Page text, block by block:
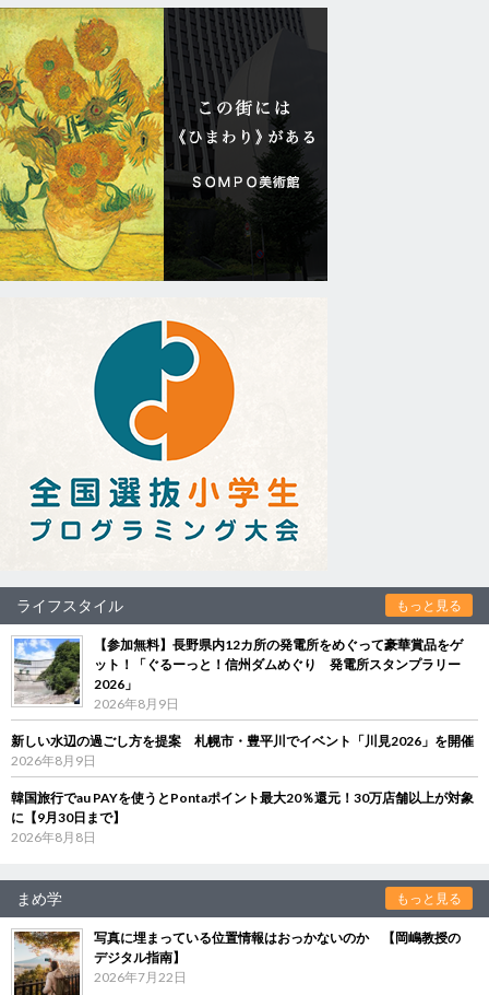
ライフスタイル もっと見る
【参加無料】長野県内12カ所の発電所をめぐって豪華賞品をゲ
ット！「ぐるーっと！信州ダムめぐり 発電所スタンプラリー
2026」
2026年8月9日
新しい水辺の過ごし方を提案 札幌市・豊平川でイベント「川見2026」を開催
2026年8月9日
韓国旅行でau PAYを使うとPontaポイント最大20％還元！30万店舗以上が対象
に【9月30日まで】
2026年8月8日
まめ学 もっと見る
写真に埋まっている位置情報はおっかないのか 【岡嶋教授の
デジタル指南】
2026年7月22日